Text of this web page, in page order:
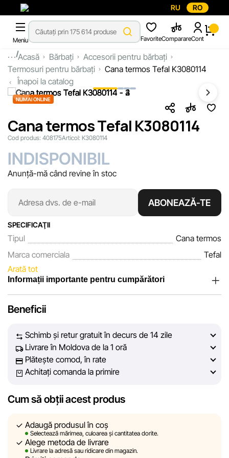
RU RO
Meniu FavoriteComparareCont
...Acasă Bărbați
Accesorii pentru bărbați
Termosuri pentru bărbați
Cana termos Tefal K3080114
Înapoi la catalog
NUMAI ONLINE
Cana termos Tefal K3080114
Cod produs: 408175Articol: K3080114
INDISPONIBIL
Anunță-mă când revine în stoc
ABONEAZĂ-TE
SPECIFICAŢII
Tipul
Cana termos
Marca comerciala
Tefal
Arată tot
Informații importante pentru cumpărători
încrederea clienților noștri. În fiecare zi depunem eforturi
prezentate pe site să fie cât mai complete, obiective și
actuale. Scopul nostru este să vă oferim informații corecte și
veridice, pentru ca dvs. să puteți lua cea mai bună decizie
de cumpărare.
Cu toate acestea, în ciuda controlului constant, Sportlandia
afișate pe site, din cauza unor posibile erori tehnice sau
disfuncționalități. De asemenea, nu ne asumăm
responsabilitatea pentru conținutul și actualitatea
Beneficii
Schimb și retur gratuit în decurs de 14 zile
Livrare în Moldova de la 1 oră
Plătește comod, în rate
Achitați comanda la primire
Cum să obții acest produs
Adaugă produsul în coș
Selectează mărimea, culoarea și cantitatea dorite.
Alege metoda de livrare
Livrare la adresă sau ridicare din magazin.